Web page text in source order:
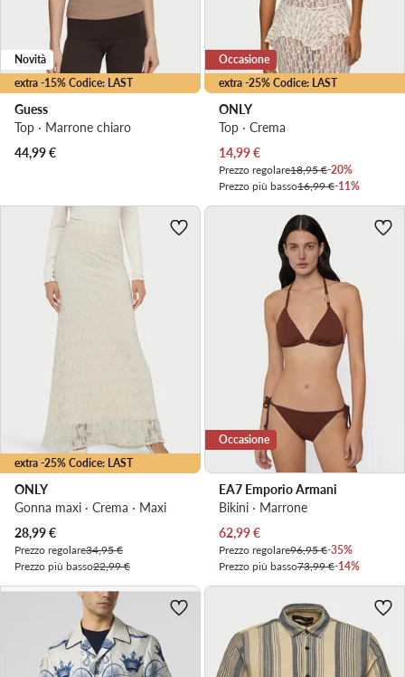
extra -15% Codice: LAST
Novità
Guess
Top · Marrone chiaro
44,99€
extra -25% Codice: LAST
Occasione
ONLY
Top · Crema
Prezzo attuale
14,99€
Prezzo regolare18,95 €-20%
Prezzo più basso16,99 €-11%
extra -25% Codice: LAST
ONLY
Gonna maxi · Crema · Maxi
Prezzo attuale
28,99€
Prezzo regolare34,95 €
Prezzo più basso22,99 €
Occasione
EA7 Emporio Armani
Bikini · Marrone
Prezzo attuale
62,99€
Prezzo regolare96,95 €-35%
Prezzo più basso73,99 €-14%